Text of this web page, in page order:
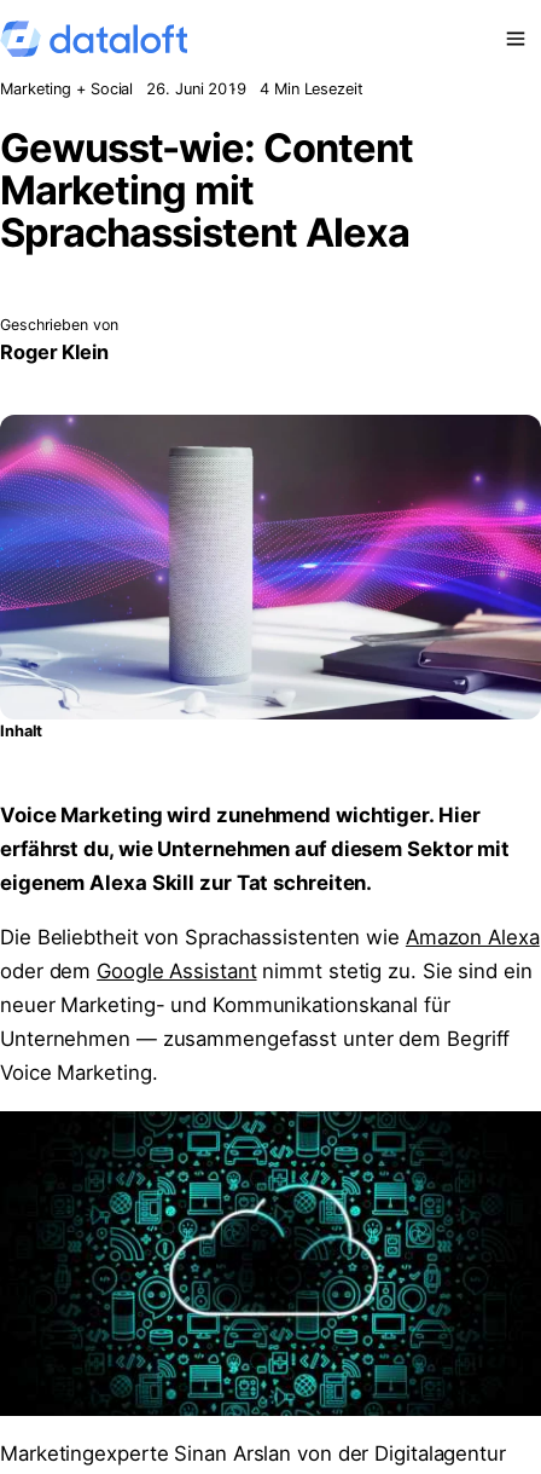
Zum Inhalt springen
Marketing + Social 26. Juni 2019 4 Min Lesezeit
Gewusst-wie: Content
Marketing mit
Sprachassistent Alexa
Geschrieben von
Roger Klein
Inhalt
Voice Marketing wird zunehmend wichtiger. Hier
erfährst du, wie Unternehmen auf diesem Sektor mit
eigenem Alexa Skill zur Tat schreiten.
Die Beliebtheit von Sprachassistenten wie Amazon Alexa
oder dem Google Assistantnimmt stetig zu. Sie sind ein
neuer Marketing- und Kommunikationskanal für
Unternehmen — zusammengefasst unter dem Begriff
Voice Marketing.
Marketingexperte Sinan Arslan von der Digitalagentur